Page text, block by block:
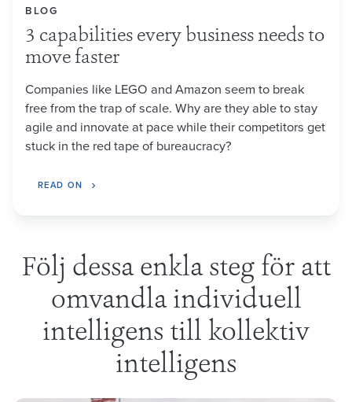
BLOG
3 capabilities every business needs to
move faster
Companies like LEGO and Amazon seem to break
free from the trap of scale. Why are they able to stay
agile and innovate at pace while their competitors get
stuck in the red tape of bureaucracy?
READ ON
Följ dessa enkla steg för att
omvandla individuell
intelligens till kollektiv
intelligens